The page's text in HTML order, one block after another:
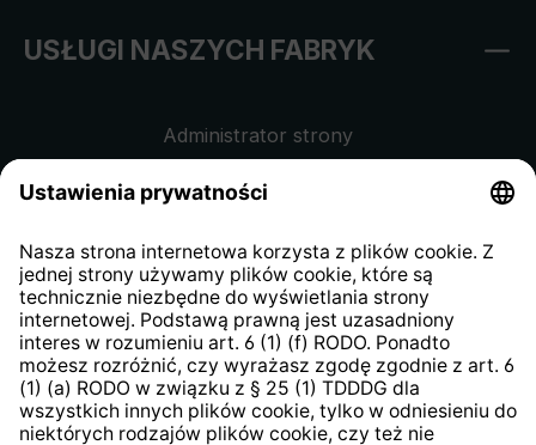
USŁUGI NASZYCH FABRYK
Administrator strony
kontrahentów
Klauzula informacyjna strony
internetowej
Strategia podatkowa
System zgłaszania nieprawidłowości